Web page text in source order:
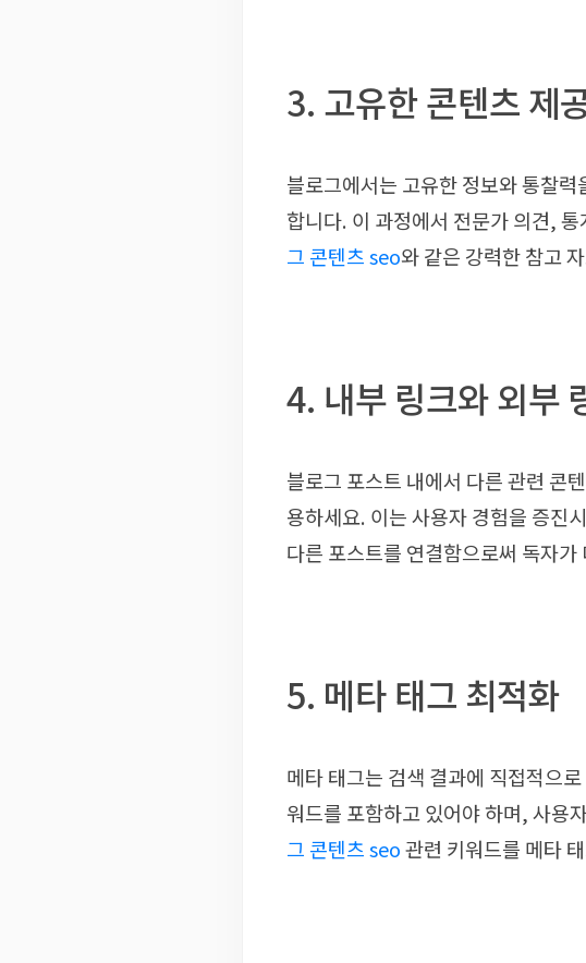
3. 고유한 콘텐츠 제
블로그에서는 고유한 정보와 통찰
합니다. 이 과정에서 전문가 의견,
그 콘텐츠 seo와 같은 강력한 참고
4. 내부 링크와 외부
블로그 포스트 내에서 다른 관련 콘
용하세요. 이는 사용자 경험을 증진
다른 포스트를 연결함으로써 독자
5. 메타 태그 최적화
메타 태그는 검색 결과에 직접적으
워드를 포함하고 있어야 하며, 사용
그 콘텐츠 seo관련 키워드를 메타